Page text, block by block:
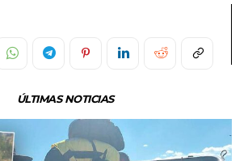
ÚLTIMAS NOTICIAS